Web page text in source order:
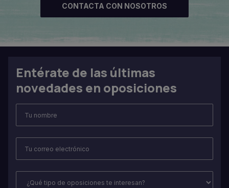
CONTACTA CON NOSOTROS
Entérate de las últimas
novedades en oposiciones